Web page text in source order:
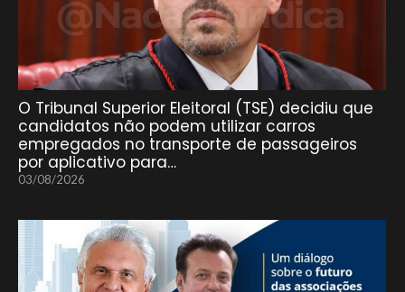
O Tribunal Superior Eleitoral (TSE) decidiu que
candidatos não podem utilizar carros
empregados no transporte de passageiros
por aplicativo para…
03/08/2026